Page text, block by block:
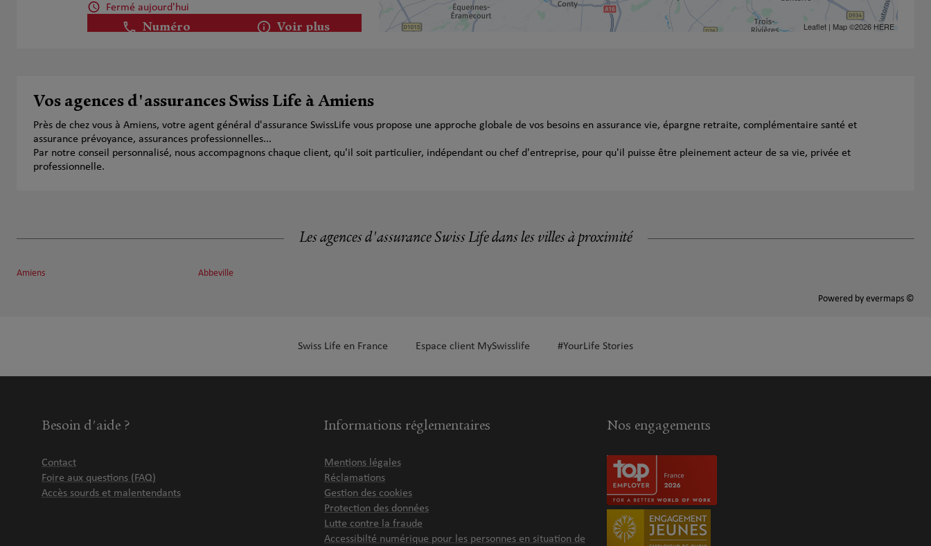
Fermé aujourd'hui
Numéro Voir plus Leaflet| Map ©2026 HERE
Vos agences d'assurances Swiss Life à Amiens
Près de chez vous à Amiens, votre agent général d'assurance SwissLife vous propose une approche globale de vos besoins en assurance vie, épargne retraite, complémentaire santé et
assurance prévoyance, assurances professionnelles...
Par notre conseil personnalisé, nous accompagnons chaque client, qu'il soit particulier, indépendant ou chef d'entreprise, pour qu'il puisse être pleinement acteur de sa vie, privée et
professionnelle.
Les agences d'assurance Swiss Life dans les villes à proximité
Amiens Abbeville
Powered by evermaps ©
Swiss Life en France Espace client MySwisslife #YourLife Stories
Besoin d'aide ?
Contact
Foire aux questions (FAQ)
Accès sourds et malentendants
Informations réglementaires
Mentions légales
Réclamations
Gestion des cookies
Protection des données
Lutte contre la fraude
Accessibilté numérique pour les personnes en situation de
Nos engagements